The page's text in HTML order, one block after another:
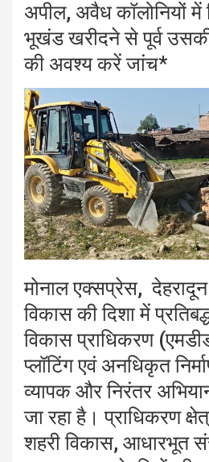
अपील, अवैध कॉलोनियों
भूखंड खरीदने से पूर्व
की अवश्य करें जांच*
मोनाल एक्सप्रेस,
विकास की दिशा में
विकास प्राधिकरण
प्लॉटिंग एवं अनधिकृत
व्यापक और निरंतर
जा रहा है। प्राधिकरण
शहरी विकास, आधारभूत